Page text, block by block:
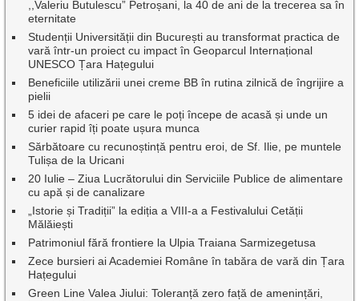
,,Valeriu Butulescu” Petroșani, la 40 de ani de la trecerea sa în
eternitate
Studenții Universității din București au transformat practica de
vară într-un proiect cu impact în Geoparcul Internațional
UNESCO Țara Hațegului
Beneficiile utilizării unei creme BB în rutina zilnică de îngrijire a
pielii
5 idei de afaceri pe care le poți începe de acasă și unde un
curier rapid îți poate ușura munca
Sărbătoare cu recunoștință pentru eroi, de Sf. Ilie, pe muntele
Tulișa de la Uricani
20 Iulie – Ziua Lucrătorului din Serviciile Publice de alimentare
cu apă și de canalizare
„Istorie și Tradiții” la ediția a VIII-a a Festivalului Cetății
Mălăiești
Patrimoniul fără frontiere la Ulpia Traiana Sarmizegetusa
Zece bursieri ai Academiei Române în tabăra de vară din Țara
Hațegului
Green Line Valea Jiului: Toleranță zero față de amenințări,